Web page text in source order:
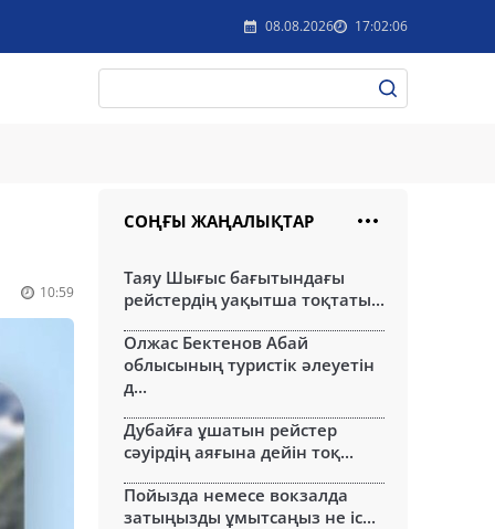
08.08.2026 17:02:06
10:59
СОҢҒЫ ЖАҢАЛЫҚТАР
Таяу Шығыс бағытындағы
рейстердің уақытша тоқтаты...
Олжас Бектенов Абай
облысының туристік әлеуетін
д...
Дубайға ұшатын рейстер
сәуірдің аяғына дейін тоқ...
Пойызда немесе вокзалда
затыңызды ұмытсаңыз не іс...